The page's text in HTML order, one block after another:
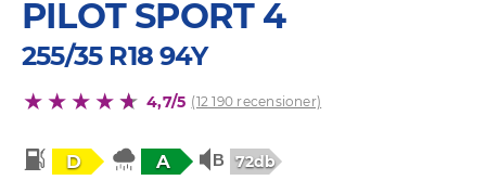
PILOT SPORT 4
255/35 R18 94Y
4,7/5 (12 190 recensioner)
D A 72db